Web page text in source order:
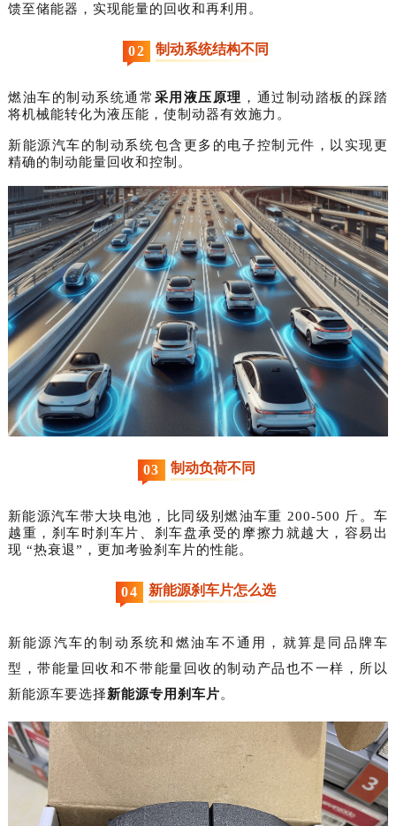
馈至储能器，实现能量的回收和再利用。
02 制动系统结构不同
燃油车的制动系统通常 采用液压原理 ，通过制动踏板的踩踏
将机械能转化为液压能，使制动器有效施力。
新能源汽车的制动系统包含更多的电子控制元件，以实现更
精确的制动能量回收和控制。
03 制动负荷不同
新能源汽车带大块电池，比同级别燃油车重 200-500 斤。车
越重，刹车时刹车片、刹车盘承受的摩擦力就越大，容易出
现 “热衰退”，更加考验刹车片的性能。
04 新能源刹车片怎么选
新能源汽车的制动系统和燃油车不通用，就算是同品牌车
型，带能量回收和不带能量回收的制动产品也不一样，所以
新能源车要选择新能源专用刹车片。